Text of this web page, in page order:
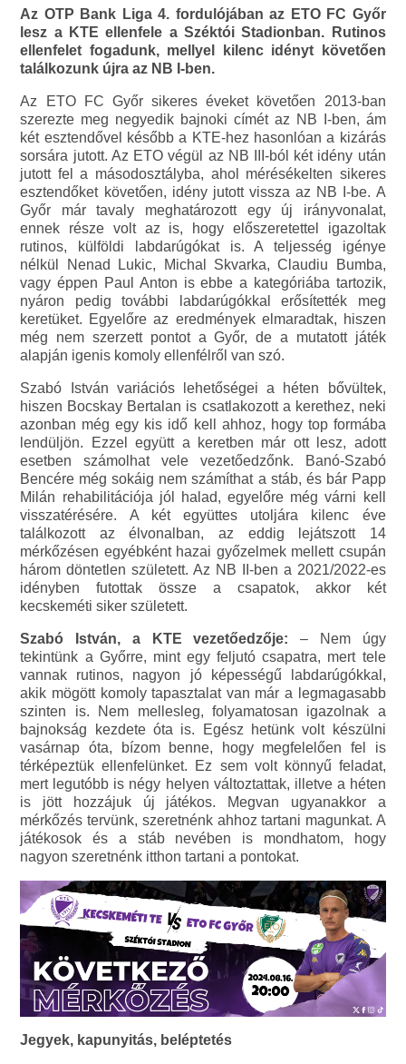
Az OTP Bank Liga 4. fordulójában az ETO FC Győr
lesz a KTE ellenfele a Széktói Stadionban. Rutinos
ellenfelet fogadunk, mellyel kilenc idényt követően
találkozunk újra az NB I-ben.
Az ETO FC Győr sikeres éveket követően 2013-ban
szerezte meg negyedik bajnoki címét az NB I-ben, ám
két esztendővel később a KTE-hez hasonlóan a kizárás
sorsára jutott. Az ETO végül az NB III-ból két idény után
jutott fel a másodosztályba, ahol mérésékelten sikeres
esztendőket követően, idény jutott vissza az NB I-be. A
Győr már tavaly meghatározott egy új irányvonalat,
ennek része volt az is, hogy előszeretettel igazoltak
rutinos, külföldi labdarúgókat is. A teljesség igénye
nélkül Nenad Lukic, Michal Skvarka, Claudiu Bumba,
vagy éppen Paul Anton is ebbe a kategóriába tartozik,
nyáron pedig további labdarúgókkal erősítették meg
keretüket. Egyelőre az eredmények elmaradtak, hiszen
még nem szerzett pontot a Győr, de a mutatott játék
alapján igenis komoly ellenfélről van szó.
Szabó István variációs lehetőségei a héten bővültek,
hiszen Bocskay Bertalan is csatlakozott a kerethez, neki
azonban még egy kis idő kell ahhoz, hogy top formába
lendüljön. Ezzel együtt a keretben már ott lesz, adott
esetben számolhat vele vezetőedzőnk. Banó-Szabó
Bencére még sokáig nem számíthat a stáb, és bár Papp
Milán rehabilitációja jól halad, egyelőre még várni kell
visszatérésére. A két együttes utoljára kilenc éve
találkozott az élvonalban, az eddig lejátszott 14
mérkőzésen egyébként hazai győzelmek mellett csupán
három döntetlen született. Az NB II-ben a 2021/2022-es
idényben futottak össze a csapatok, akkor két
kecskeméti siker született.
Szabó István, a KTE vezetőedzője: – Nem úgy
tekintünk a Győrre, mint egy feljutó csapatra, mert tele
vannak rutinos, nagyon jó képességű labdarúgókkal,
akik mögött komoly tapasztalat van már a legmagasabb
szinten is. Nem mellesleg, folyamatosan igazolnak a
bajnokság kezdete óta is. Egész hetünk volt készülni
vasárnap óta, bízom benne, hogy megfelelően fel is
térképeztük ellenfelünket. Ez sem volt könnyű feladat,
mert legutóbb is négy helyen változtattak, illetve a héten
is jött hozzájuk új játékos. Megvan ugyanakkor a
mérkőzés tervünk, szeretnénk ahhoz tartani magunkat. A
játékosok és a stáb nevében is mondhatom, hogy
nagyon szeretnénk itthon tartani a pontokat.
Jegyek, kapunyitás, beléptetés